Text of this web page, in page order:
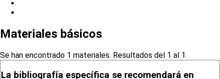
Materiales básicos
Se han encontrado 1 materiales. Resultados del 1 al 1.
La bibliografía específica se recomendará en